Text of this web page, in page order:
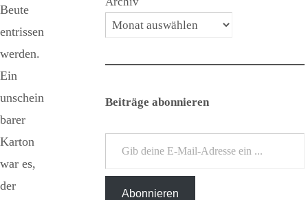
Beute
entrissen
werden.
Ein
unschein
barer
Karton
war es,
der
Beiträge abonnieren
Gib deine E-Mail-Adresse ein ...
Abonnieren